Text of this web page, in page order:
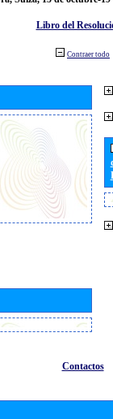
Libro del
Contraer todo
Contactos